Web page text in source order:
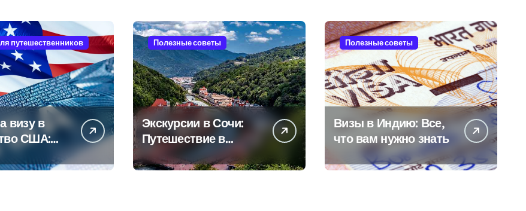
путешественников
визу в
США:
Полезные советы
Экскурсии в Сочи:
Путешествие в
сердце
Черноморского
Полезные советы
Визы в Индию: Все,
что вам нужно знать